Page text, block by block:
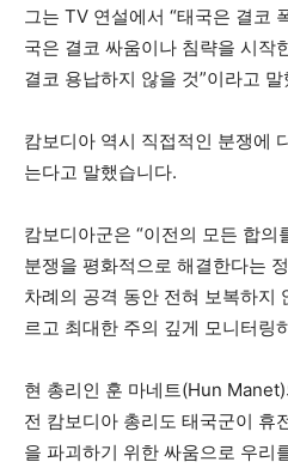
그는 TV 연설에서 “태국은 결코
국은 결코 싸움이나 침략을 시작
결코 용납하지 않을 것”이라고 말
캄보디아 역시 직접적인 분쟁에
는다고 말했습니다.
캄보디아군은 “이전의 모든 합
분쟁을 평화적으로 해결한다는
차례의 공격 동안 전혀 보복하지
르고 최대한 주의 깊게 모니터링
현 총리인 훈 마네트(Hun
전 캄보디아 총리도 태국군이 휴
을 파괴하기 위한 싸움으로 우리